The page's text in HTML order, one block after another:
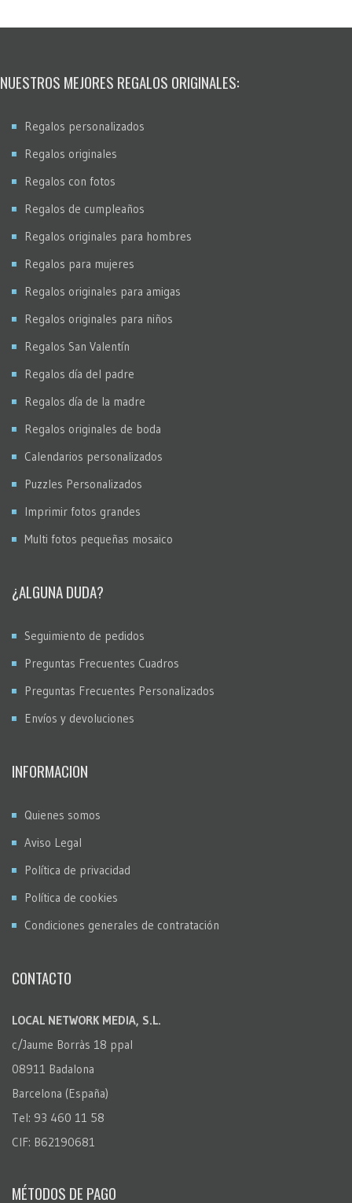
NUESTROS MEJORES REGALOS ORIGINALES:
Regalos personalizados
Regalos originales
Regalos con fotos
Regalos de cumpleaños
Regalos originales para hombres
Regalos para mujeres
Regalos originales para amigas
Regalos originales para niños
Regalos San Valentín
Regalos día del padre
Regalos día de la madre
Regalos originales de boda
Calendarios personalizados
Puzzles Personalizados
Imprimir fotos grandes
Multi fotos pequeñas mosaico
¿ALGUNA DUDA?
Seguimiento de pedidos
Preguntas Frecuentes Cuadros
Preguntas Frecuentes Personalizados
Envíos y devoluciones
INFORMACION
Quienes somos
Aviso Legal
Política de privacidad
Política de cookies
Condiciones generales de contratación
CONTACTO
LOCAL NETWORK MEDIA, S.L.
c/Jaume Borràs 18 ppal
08911 Badalona
Barcelona (España)
Tel: 93 460 11 58
CIF: B62190681
MÉTODOS DE PAGO